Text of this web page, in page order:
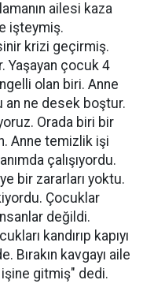
ailesi kaza
işteymiş.
krizi geçirmiş.
Yaşayan çocuk 4
olan biri. Anne
an ne desek boştur.
Orada biri bir
Anne temizlik işi
çalışıyordu.
bir zararları yoktu.
Çocuklar
değildi.
kandırıp kapıyı
Bırakın kavgayı aile
gitmiş" dedi.